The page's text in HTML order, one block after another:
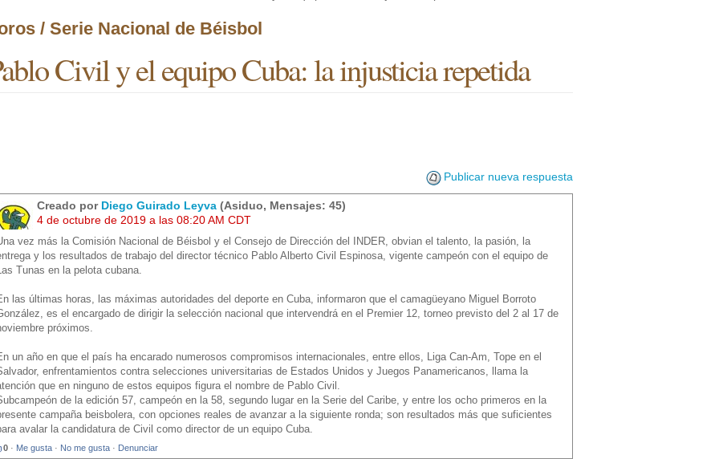
/ Serie Nacional de Béisbol
Civil y el equipo Cuba: la injusticia repetida
Publicar nueva respuesta
Creado por Diego Guirado Leyva (Asiduo, Mensajes: 45)
4 de octubre de 2019 a las 08:20 AM CDT
vez más la Comisión Nacional de Béisbol y el Consejo de Dirección del INDER, obvian el talento, la pasión, la
y los resultados de trabajo del director técnico Pablo Alberto Civil Espinosa, vigente campeón con el equipo de
Tunas en la pelota cubana.
las últimas horas, las máximas autoridades del deporte en Cuba, informaron que el camagüeyano Miguel Borroto
es el encargado de dirigir la selección nacional que intervendrá en el Premier 12, torneo previsto del 2 al 17 de
próximos.
un año en que el país ha encarado numerosos compromisos internacionales, entre ellos, Liga Can-Am, Tope en el
enfrentamientos contra selecciones universitarias de Estados Unidos y Juegos Panamericanos, llama la
que en ninguno de estos equipos figura el nombre de Pablo Civil.
de la edición 57, campeón en la 58, segundo lugar en la Serie del Caribe, y entre los ocho primeros en la
campaña beisbolera, con opciones reales de avanzar a la siguiente ronda; son resultados más que suficientes
avalar la candidatura de Civil como director de un equipo Cuba.
0 · Me gusta · No me gusta · Denunciar